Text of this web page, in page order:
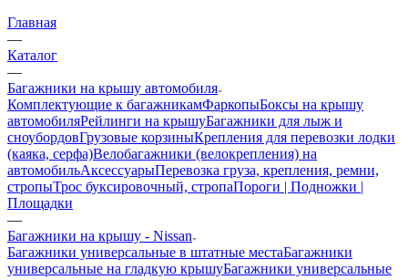
Главная
—
Каталог
—
Багажники на крышу автомобиля
Комплектующие к багажникамФаркопыБоксы на крышу
автомобиляРейлинги на крышуБагажники для лыж и
сноубордовГрузовые корзиныКрепления для перевозки лодки
(каяка, серфа)Велобагажники (велокрепления) на
автомобильАксессуарыПеревозка груза, крепления, ремни,
стропыТрос буксировочный, стропаПороги | Подножки |
Площадки
—
Багажники на крышу - Nissan
Багажники универсальные в штатные местаБагажники
универсальные на гладкую крышуБагажники универсальные